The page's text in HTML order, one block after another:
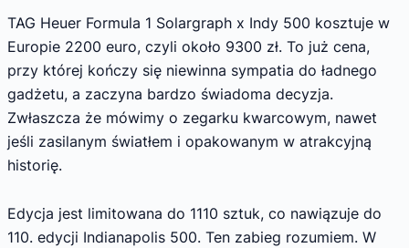
TAG Heuer Formula 1 Solargraph x Indy 500 kosztuje w
Europie 2200 euro, czyli około 9300 zł. To już cena,
przy której kończy się niewinna sympatia do ładnego
gadżetu, a zaczyna bardzo świadoma decyzja.
Zwłaszcza że mówimy o zegarku kwarcowym, nawet
jeśli zasilanym światłem i opakowanym w atrakcyjną
historię.
Edycja jest limitowana do 1110 sztuk, co nawiązuje do
110. edycji Indianapolis 500. Ten zabieg rozumiem. W